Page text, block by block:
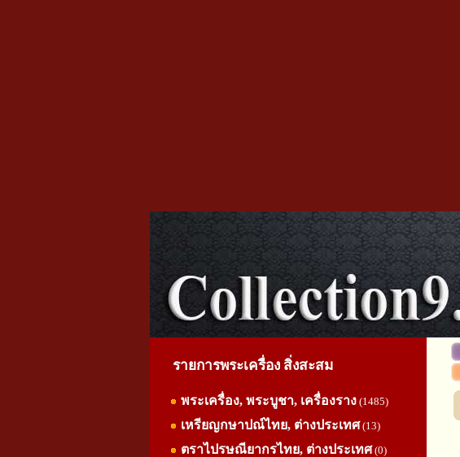
รายการพระเครื่อง สิ่งสะสม
พระเครื่อง, พระบูชา, เครื่องราง (1485)
เหรียญกษาปณ์ไทย, ต่างประเทศ(13)
ตราไปรษณียากรไทย, ต่างประเทศ(0)